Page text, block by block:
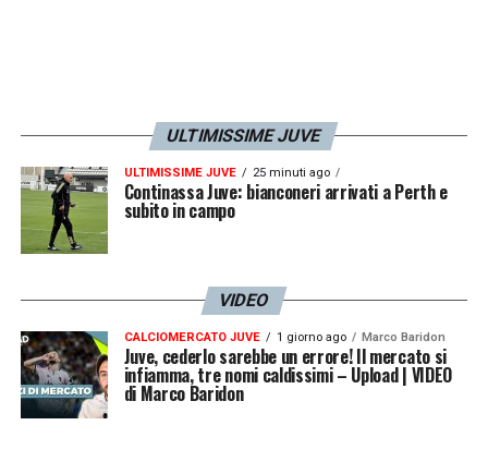
ULTIMISSIME JUVE
ULTIMISSIME JUVE 25 minuti ago
Continassa Juve: bianconeri arrivati a Perth e
subito in campo
VIDEO
CALCIOMERCATO JUVE 1 giorno ago Marco Baridon
Juve, cederlo sarebbe un errore! Il mercato si
infiamma, tre nomi caldissimi – Upload | VIDEO
di Marco Baridon